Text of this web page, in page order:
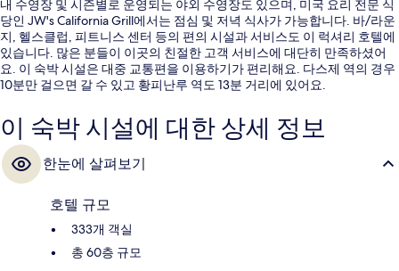
내 수영장 및 시즌별로 운영되는 야외 수영장도 있으며, 미국 요리 전문 식
당인 JW's California Grill에서는 점심 및 저녁 식사가 가능합니다. 바/라운
지, 헬스클럽, 피트니스 센터 등의 편의 시설과 서비스도 이 럭셔리 호텔에
있습니다. 많은 분들이 이곳의 친절한 고객 서비스에 대단히 만족하셨어
요. 이 숙박 시설은 대중 교통편을 이용하기가 편리해요. 다스제 역의 경우
10분만 걸으면 갈 수 있고 황피난루 역도 13분 거리에 있어요.
이 숙박 시설에 대한 상세 정보
한눈에 살펴보기
호텔 규모
333개 객실
총 60층 규모